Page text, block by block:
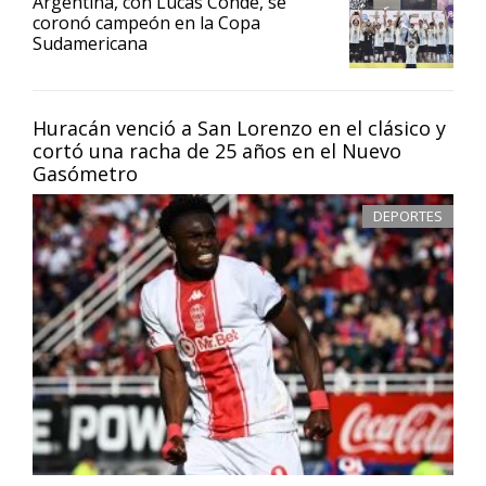
Huracán venció a San Lorenzo en el clásico y
cortó una racha de 25 años en el Nuevo
Gasómetro
DEPORTES
coronó campeón en la Copa
Sudamericana